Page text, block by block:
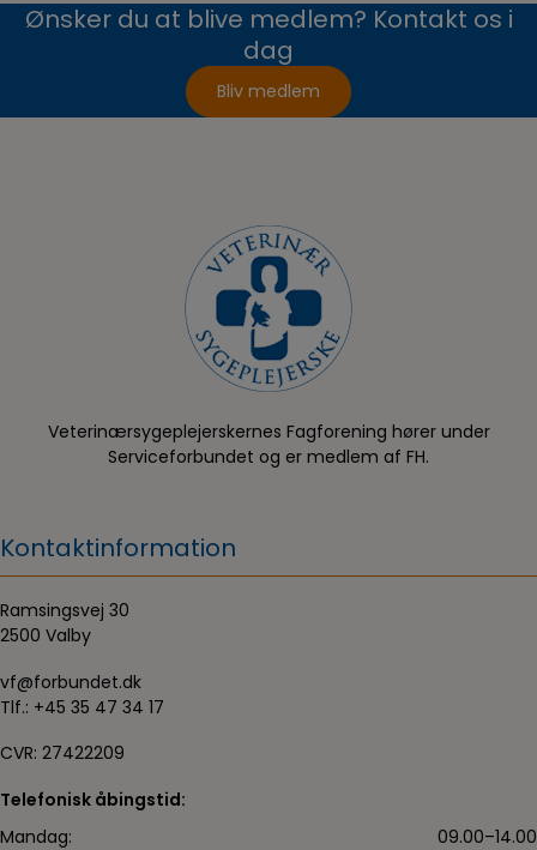
Ønsker du at blive medlem? Kontakt os i
dag
Bliv medlem
Veterinærsygeplejerskernes Fagforening hører under
Serviceforbundet og er medlem af FH.
Kontaktinformation
Ramsingsvej 30
2500 Valby
vf@forbundet.dk
Tlf.: +45 35 47 34 17
CVR: 27422209
Telefonisk åbingstid:
Mandag:
09.00–14.00